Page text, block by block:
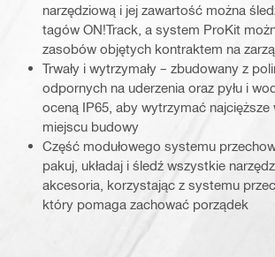
narzędziową i jej zawartość można
tagów ON!Track, a system ProKit
zasobów objętych kontraktem na
Trwały i wytrzymały – zbudowany z
odpornych na uderzenia oraz pyłu i
oceną IP65, aby wytrzymać najcięższe
miejscu budowy
Część modułowego systemu
pakuj, układaj i śledź wszystkie
akcesoria, korzystając z systemu
który pomaga zachować porządek